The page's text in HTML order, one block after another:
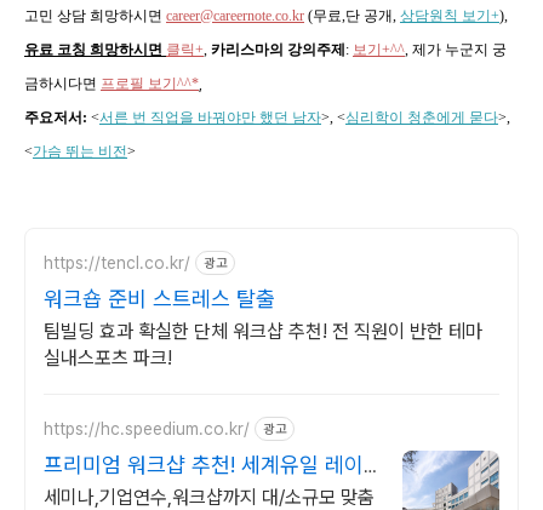
고민 상담 희망하시면 career@careernote.co.kr (무료,단 공개, 상담원칙 보기+),
유료 코칭 희망하시면 클릭+, 카리스마의 강의주제 : 보기+^^, 제가 누군지 궁
금하시다면 프로필 보기^^*
주요저서: <서른 번 직업을 바꿔야만 했던 남자>, <심리학이 청춘에게 묻다>,
<가슴 뛰는 비전>
https://tencl.co.kr/ 광고
워크숍 준비 스트레스 탈출
팀빌딩 효과 확실한 단체 워크샵 추천! 전 직원이 반한 테마
실내스포츠 파크!
https://hc.speedium.co.kr/ 광고
프리미엄 워크샵 추천! 세계유일 레이
싱 서킷뷰 호텔
세미나,기업연수,워크샵까지 대/소규모 맞춤